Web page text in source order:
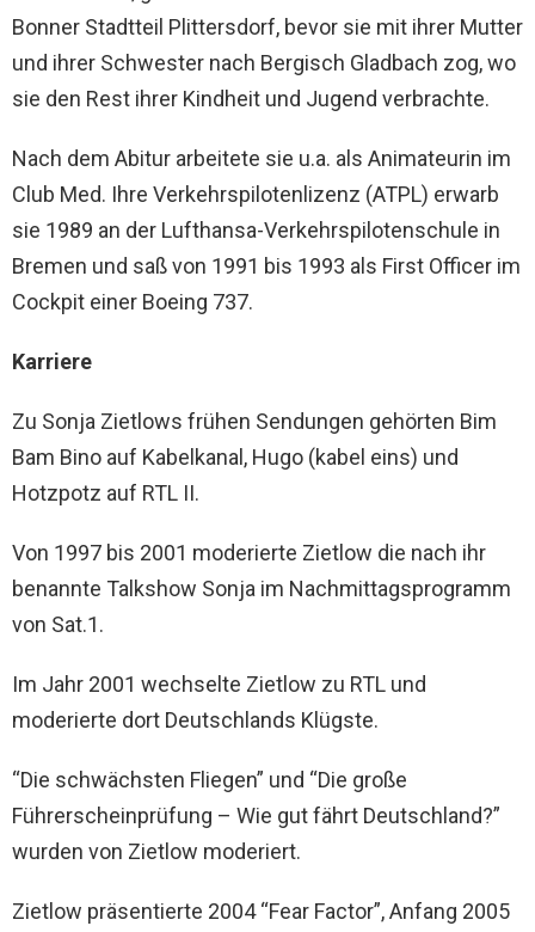
Bonner Stadtteil Plittersdorf, bevor sie mit ihrer Mutter
und ihrer Schwester nach Bergisch Gladbach zog, wo
sie den Rest ihrer Kindheit und Jugend verbrachte.
Nach dem Abitur arbeitete sie u.a. als Animateurin im
Club Med. Ihre Verkehrspilotenlizenz (ATPL) erwarb
sie 1989 an der Lufthansa-Verkehrspilotenschule in
Bremen und saß von 1991 bis 1993 als First Officer im
Cockpit einer Boeing 737.
Karriere
Zu Sonja Zietlows frühen Sendungen gehörten Bim
Bam Bino auf Kabelkanal, Hugo (kabel eins) und
Hotzpotz auf RTL II.
Von 1997 bis 2001 moderierte Zietlow die nach ihr
benannte Talkshow Sonja im Nachmittagsprogramm
von Sat.1.
Im Jahr 2001 wechselte Zietlow zu RTL und
moderierte dort Deutschlands Klügste.
“Die schwächsten Fliegen” und “Die große
Führerscheinprüfung – Wie gut fährt Deutschland?”
wurden von Zietlow moderiert.
Zietlow präsentierte 2004 “Fear Factor”, Anfang 2005